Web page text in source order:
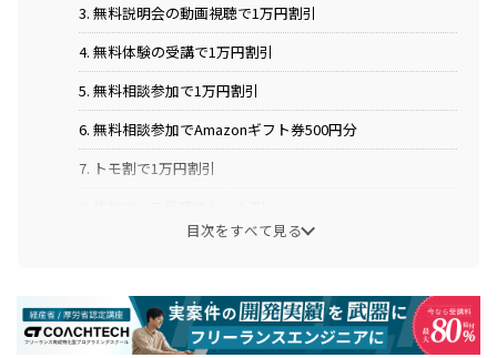
3. 無料説明会の動画視聴で1万円割引
4. 無料体験の受講で1万円割引
5. 無料相談参加で1万円割引
6. 無料相談参加でAmazonギフト券500円分
7. トモ割で1万円割引
テックアカデミーでおすすめの割引方法
目次をすべて見る